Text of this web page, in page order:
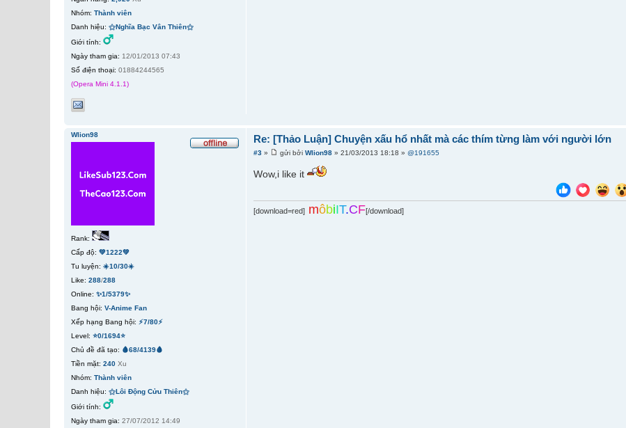
Nhóm: Thành viên
Danh hiệu: ⚝Nghĩa Bạc Vân Thiên⚝
Giới tính:
Ngày tham gia: 12/01/2013 07:43
Số điện thoại: 01884244565
(Opera Mini 4.1.1)
Re: [Thảo Luận] Chuyện xấu hổ nhất mà các thím từng làm với người lớn
#3 » gửi bởiWlion98 » 21/03/2013 18:18 »@191655
Wow,i like it
[download=red] môbiIT.CF[/download]
Wlion98
Rank:
Cấp độ: 💚1222💚
Tu luyện: ☀️10/30☀️
Like: 288/288
Online: ✨1/5379✨
Bang hội: V-Anime Fan
Xếp hạng Bang hội: ⚡7/80⚡
Level: ⭐0/1694⭐
Chủ đề đã tạo: 🩸68/4139🩸
Tiền mặt: 240 Xu
Nhóm: Thành viên
Danh hiệu: ⚝Lôi Động Cửu Thiên⚝
Giới tính:
Ngày tham gia: 27/07/2012 14:49